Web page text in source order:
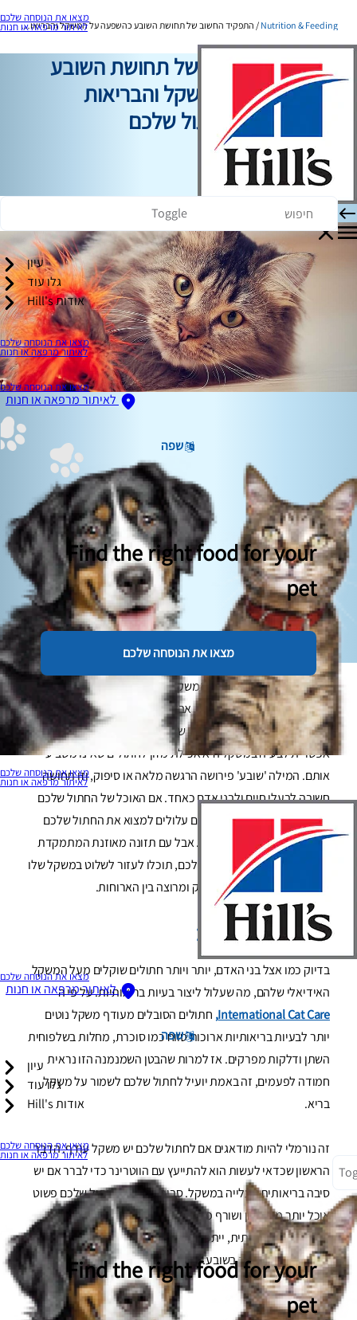
מצאו את הנוסחה שלכם
לאיתור מרפאה או חנות
Toggle
עיון
גלו עוד
אודות Hill's
מצאו את הנוסחה שלכם
לאיתור מרפאה או חנות
מצאו את הנוסחה שלכם
לאיתור מרפאה או חנות
שפה
Find the right food for your
pet
מצאו את הנוסחה שלכם
מצאו את הנוסחה שלכם
לאיתור מרפאה או חנות
מצאו את הנוסחה שלכם
לאיתור מרפאה או חנות
שפה
עיון
גלו עוד
אודות Hill's
מצאו את הנוסחה שלכם
לאיתור מרפאה או חנות
Find the right food for your
pet
Nutrition & Feeding התפקיד החשוב של תחושת השובע כהשפעה על המשקל והבריאות הכללית של החתול שלכם
התפקיד החשוב של תחושת השובע
כהשפעה על המשקל והבריאות
הכללית של החתול שלכם
תזונה והאכלה
קארה מרפי
|
האם אתם מודאגים מעודף המשקל של החתול שלכם? יש אנשים
שחושבים שהם נראים חמודים, אבל חתולים שמנים כנראה לא
שמחים בחלקם (או בריאים) כמו שאתם חושבים. סיבה אחת
אפשרית לבעיה במשקל היא אכילת מזון לחתולים שאינו משביע
אותם. המילה 'שובע' פירושה הרגשה מלאה או סיפוק, וזו תחושה
חשובה לבעלי חיים ולבני אדם כאחד. אם האוכל של החתול שלכם
לא משביע את הרעב שלו, אתם עלולים למצוא את החתול שלכם
מתחנן לחטיפים בין הארוחות. אבל עם תזונה מאוזנת המתמקדת
בהרגשת השובע של החתול שלכם, תוכלו לעזור לשלוט במשקל שלו
ועדיין לגרום לו להרגיש מסופק ומרוצה בין הארוחות.
למה המשקל חשוב
בדיוק כמו אצל בני האדם, יותר ויותר חתולים שוקלים מעל המשקל
האידיאלי שלהם, מה שעלול ליצור בעיות בריאותיות. על פי ה
International Cat Care, חתולים הסובלים מעודף משקל נוטים
יותר לבעיות בריאותיות ארוכות טווח כמו סוכרת, מחלות בשלפוחית
השתן ודלקות מפרקים. אז למרות שהבטן השמנמנה הזו נראית
חמודה לפעמים, זה באמת יועיל לחתול שלכם לשמור על משקל
בריא.
זה נורמלי להיות מודאגים אם לחתול שלכם יש משקל עודף. הדבר
הראשון שכדאי לעשות הוא להתייעץ עם הווטרינר כדי לברר אם יש
סיבה בריאותית לעלייה במשקל. סביר להניח שהחתול שלכם פשוט
אוכל יותר מדי מזון ושורף פחות מדי קלוריות. אם הבדיקה לא
מראה סיבה בריאותית, ייתכן שהגיע הזמן לשקול לשנות את התזונה
שלהם כדי להתמקד בשובע.